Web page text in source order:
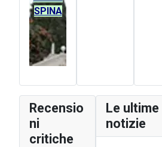
SPINA
Recensio
ni
critiche
Le ultime
notizie